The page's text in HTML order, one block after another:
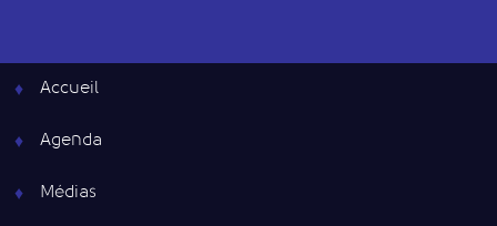
Accueil
Agenda
Médias